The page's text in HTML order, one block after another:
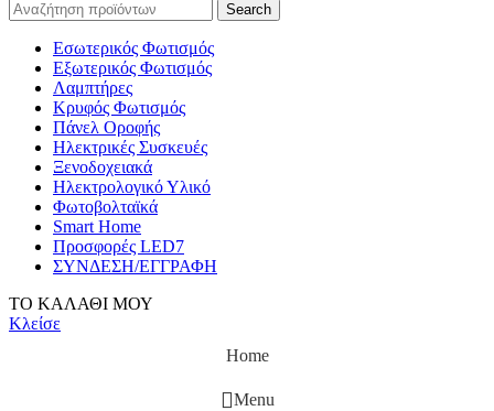
Search
Εσωτερικός Φωτισμός
Εξωτερικός Φωτισμός
Λαμπτήρες
Κρυφός Φωτισμός
Πάνελ Οροφής
Ηλεκτρικές Συσκευές
Ξενοδοχειακά
Ηλεκτρολογικό Υλικό
Φωτοβολταϊκά
Smart Home
Προσφορές LED7
ΣΥΝΔΕΣΗ/ΕΓΓΡΑΦΗ
ΤΟ ΚΑΛΑΘΙ ΜΟΥ
Κλείσε
Home
Menu